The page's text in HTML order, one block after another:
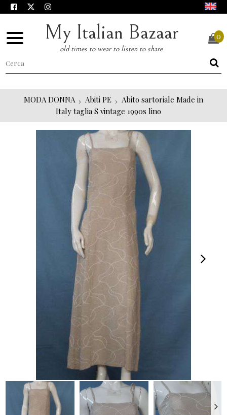
My Italian Bazaar
old times to wear to listen to share
0
MODA DONNA Abiti PE
Abito sartoriale Made in
Italy taglia S vintage 1990s lino